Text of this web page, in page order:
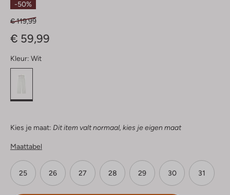
-50%
€ 119,99
€ 59,99
Kleur: Wit
Kies je maat: Dit item valt normaal, kies je eigen maat
Maattabel
25 26 27 28 29 30 31